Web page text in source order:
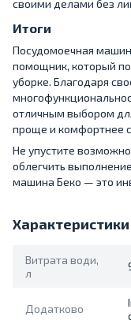
своими делами без
Итоги
Посудомоечная
помощник, который
уборке. Благодаря
отличным выбором
проще и комфортнее
Не упустите
облегчить
машина Беко — это
Характеристики
Витрата води,
л
Додатково